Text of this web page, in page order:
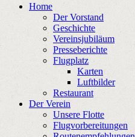
Home
Der Vorstand
Geschichte
Vereinsjubiläum
Presseberichte
Flugplatz
Karten
Luftbilder
Restaurant
Der Verein
Unsere Flotte
Flugvorbereitungen